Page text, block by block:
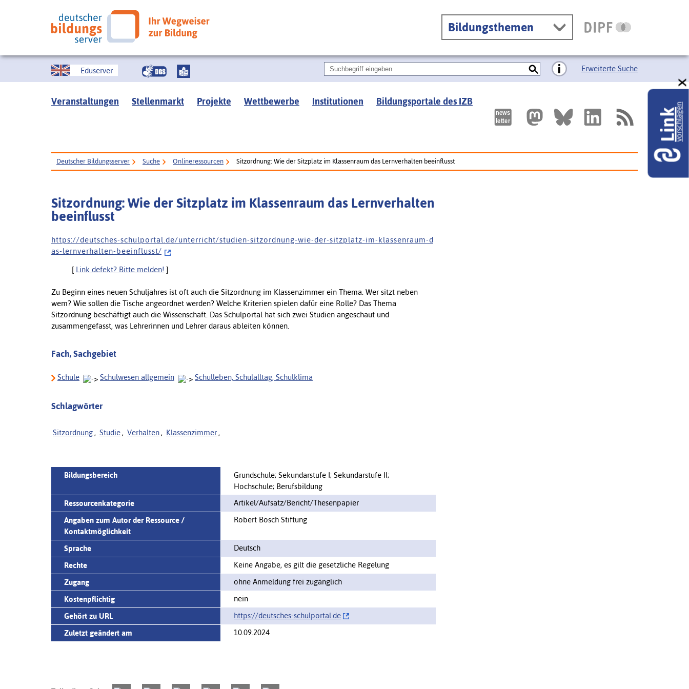
Bildungsthemen
Eduserver Erweiterte Suche
Veranstaltungen Stellenmarkt Projekte Wettbewerbe Institutionen Bildungsportale des IZB
Deutscher Bildungsserver Suche Onlineressourcen Sitzordnung: Wie der Sitzplatz im Klassenraum das Lernverhalten beeinflusst
Sitzordnung: Wie der Sitzplatz im Klassenraum das Lernverhalten
beeinflusst
h t t p s : / / d e u t s c h e s - s c h u l p o r t a l . d e / u n t e r r i c h t / s t u d i e n - s i t z o r d n u n g - w i e - d e r - s i t z p l a t z - i m - k l a s s e n r a u m - d
a s - l e r n v e r h a l t e n - b e e i n f l u s s t /
[ Link defekt? Bitte melden! ]
Zu Beginn eines neuen Schuljahres ist oft auch die Sitzordnung im Klassenzimmer ein Thema. Wer sitzt neben
wem? Wie sollen die Tische angeordnet werden? Welche Kriterien spielen dafür eine Rolle? Das Thema
Sitzordnung beschäftigt auch die Wissenschaft. Das Schulportal hat sich zwei Studien angeschaut und
zusammengefasst, was Lehrerinnen und Lehrer daraus ableiten können.
Fach, Sachgebiet
Schule Schulwesen allgemein Schulleben, Schulalltag, Schulklima
Schlagwörter
Sitzordnung , Studie , Verhalten , Klassenzimmer ,
Bildungsbereich
Grundschule; Sekundarstufe I; Sekundarstufe II;
Hochschule; Berufsbildung
Ressourcenkategorie
Artikel/Aufsatz/Bericht/Thesenpapier
Angaben zum Autor der Ressource /
Kontaktmöglichkeit
Robert Bosch Stiftung
Sprache
Deutsch
Rechte
Keine Angabe, es gilt die gesetzliche Regelung
Zugang
ohne Anmeldung frei zugänglich
Kostenpflichtig
nein
Gehört zu URL
https://‌deutsches-schulportal.de
Zuletzt geändert am
10.09.2024
Linkvorschlagen